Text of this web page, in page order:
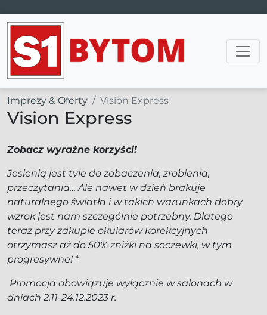
Main Navigation
Imprezy & Oferty Vision Express
Vision Express
Zobacz wyraźne korzyści!
Jesienią jest tyle do zobaczenia, zrobienia,
przeczytania… Ale nawet w dzień brakuje
naturalnego światła i w takich warunkach dobry
wzrok jest nam szczególnie potrzebny. Dlatego
teraz przy zakupie okularów korekcyjnych
otrzymasz aż do 50% zniżki na soczewki, w tym
progresywne! *
Promocja obowiązuje wyłącznie w salonach w
dniach 2.11-24.12.2023 r.